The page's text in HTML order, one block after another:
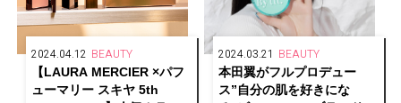
2024.04.12 BEAUTY
【LAURA MERCIER ×パフ
ューマリー スキヤ 5th
2024.03.21 BEAUTY
本田翼がフルプロデュー
ス”自分の肌を好きにな